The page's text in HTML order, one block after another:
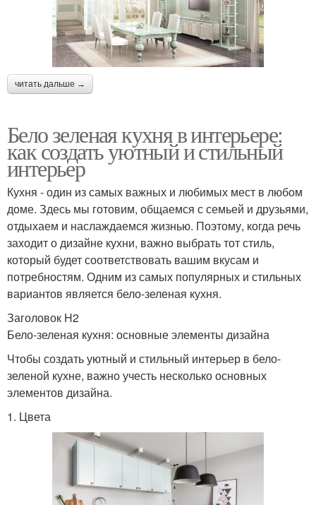
читать дальше →
Бело зеленая кухня в интерьере:
как создать уютный и стильный
интерьер
Кухня - один из самых важных и любимых мест в любом
доме. Здесь мы готовим, общаемся с семьей и друзьями,
отдыхаем и наслаждаемся жизнью. Поэтому, когда речь
заходит о дизайне кухни, важно выбрать тот стиль,
который будет соответствовать вашим вкусам и
потребностям. Одним из самых популярных и стильных
вариантов является бело-зеленая кухня.
Заголовок H2
Бело-зеленая кухня: основные элементы дизайна
Чтобы создать уютный и стильный интерьер в бело-
зеленой кухне, важно учесть несколько основных
элементов дизайна.
1. Цвета